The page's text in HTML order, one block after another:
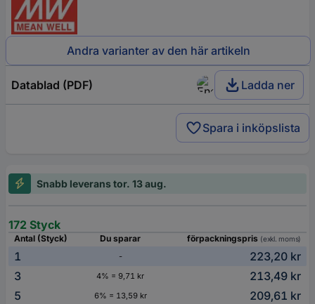
Andra varianter av den här artikeln
Datablad (PDF) Ladda ner
Spara i inköpslista
Snabb leverans tor. 13 aug.
172 Styck
Antal (Styck) Du sparar förpackningspris (exkl. moms)
1 -
223,20 kr
3
4% = 9,71 kr
213,49 kr
5
6% = 13,59 kr
209,61 kr